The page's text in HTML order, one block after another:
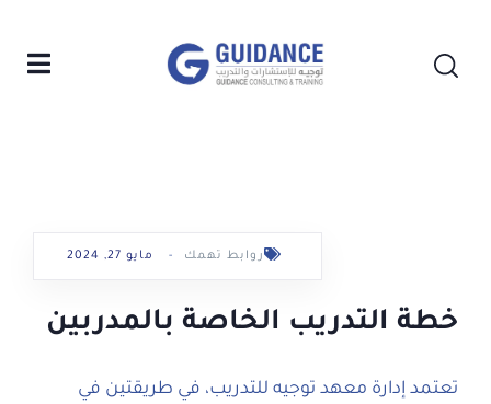
روابط تهمك - مايو 27, 2024
خطة التدريب الخاصة بالمدربين
تعتمد إدارة معهد توجيه للتدريب، في طريقتين في